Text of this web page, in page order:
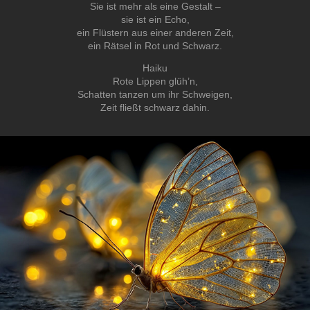
Sie ist mehr als eine Gestalt –
sie ist ein Echo,
ein Flüstern aus einer anderen Zeit,
ein Rätsel in Rot und Schwarz.
Haiku
Rote Lippen glüh’n,
Schatten tanzen um ihr Schweigen,
Zeit fließt schwarz dahin.